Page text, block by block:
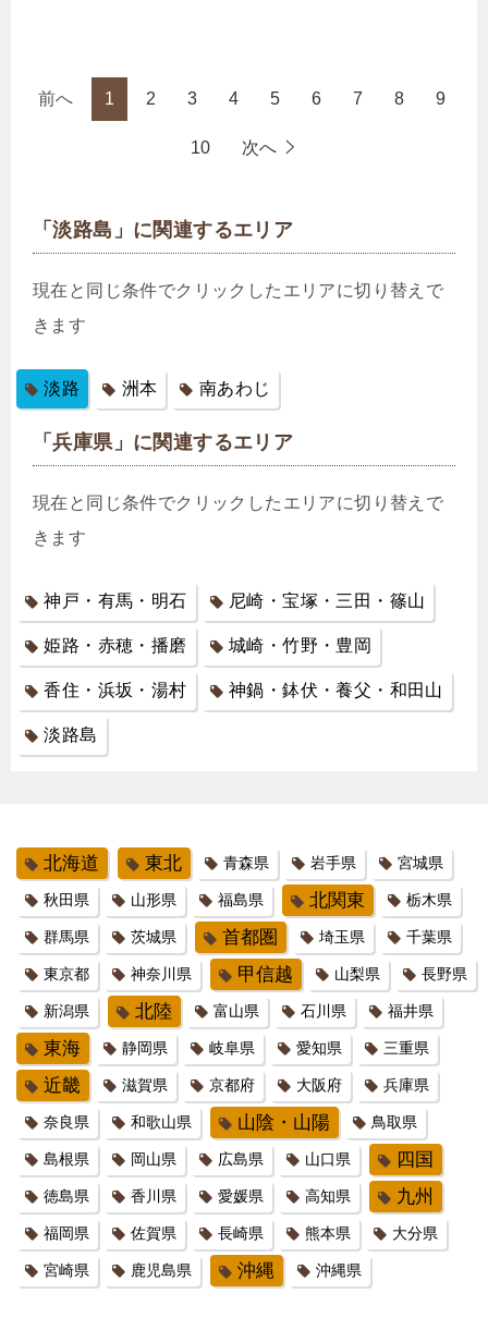
前へ 1 2 3 4 5 6 7 8 9
10 次へ
「淡路島」に関連するエリア
現在と同じ条件でクリックしたエリアに切り替えで
きます
淡路 洲本 南あわじ
「兵庫県」に関連するエリア
現在と同じ条件でクリックしたエリアに切り替えで
きます
神戸・有馬・明石 尼崎・宝塚・三田・篠山
姫路・赤穂・播磨 城崎・竹野・豊岡
香住・浜坂・湯村 神鍋・鉢伏・養父・和田山
淡路島
北海道 東北 青森県 岩手県 宮城県
秋田県 山形県 福島県 北関東 栃木県
群馬県 茨城県 首都圏 埼玉県 千葉県
東京都 神奈川県 甲信越 山梨県 長野県
新潟県 北陸 富山県 石川県 福井県
東海 静岡県 岐阜県 愛知県 三重県
近畿 滋賀県 京都府 大阪府 兵庫県
奈良県 和歌山県 山陰・山陽 鳥取県
島根県 岡山県 広島県 山口県 四国
徳島県 香川県 愛媛県 高知県 九州
福岡県 佐賀県 長崎県 熊本県 大分県
宮崎県 鹿児島県 沖縄 沖縄県